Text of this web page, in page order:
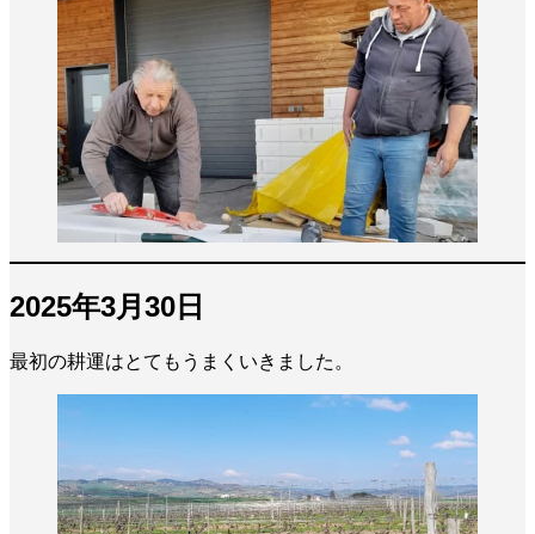
2025年3月30日
最初の耕運はとてもうまくいきました。